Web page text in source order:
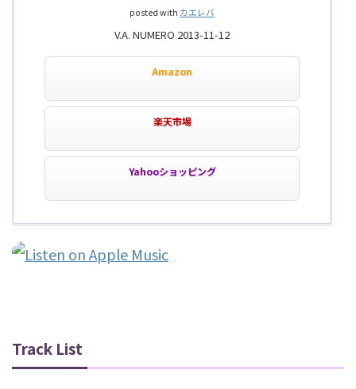
posted with カエレバ
V.A. NUMERO 2013-11-12
Amazon
楽天市場
Yahooショッピング
Track List